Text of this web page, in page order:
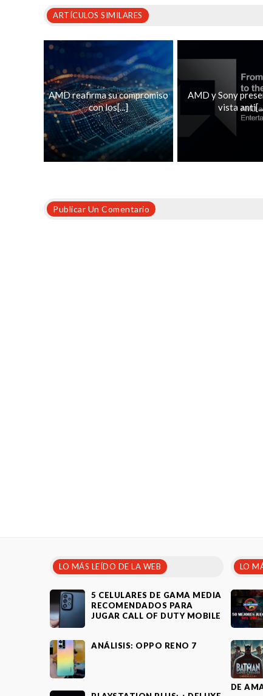
ARTÍCULOS SIMILARES
AMD reafirma su compromiso
con los[...]
AMD y Sony
vista
Publicar Un Comentario
LO MÁS LEÍDO DE LA WEB
5 CELULARES DE GAMA MEDIA
RECOMENDADOS PARA
JUGAR CALL OF DUTY MOBILE
ANÁLISIS: OPPO RENO 7
LO
DE